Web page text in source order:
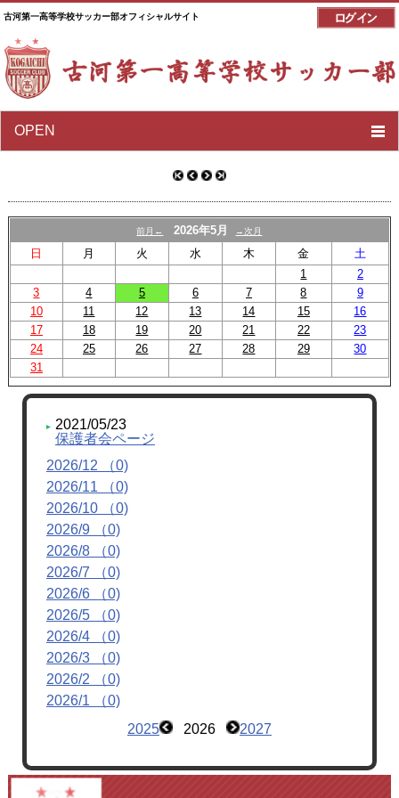
古河第一高等学校サッカー部オフィシャルサイト
OPEN
前月← 2026年5月 →次月
日 月 火 水 木 金
土
1
2
3
4 5 6 7 8
9
10
11 12 13 14 15
16
17
18 19 20 21 22
23
24
25 26 27 28 29
30
31
2021/05/23
保護者会ページ
2026/12 （0)
2026/11 （0)
2026/10 （0)
2026/9 （0)
2026/8 （0)
2026/7 （0)
2026/6 （0)
2026/5 （0)
2026/4 （0)
2026/3 （0)
2026/2 （0)
2026/1 （0)
2025
2026 2027